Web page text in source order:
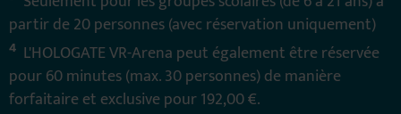
partir de 20 personnes (avec réservation uniquement)
4 L'HOLOGATE VR-Arena peut également être réservée
pour 60 minutes (max. 30 personnes) de manière
forfaitaire et exclusive pour 192,00 €.